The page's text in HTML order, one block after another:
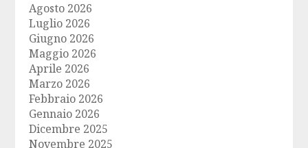
Agosto 2026
Luglio 2026
Giugno 2026
Maggio 2026
Aprile 2026
Marzo 2026
Febbraio 2026
Gennaio 2026
Dicembre 2025
Novembre 2025